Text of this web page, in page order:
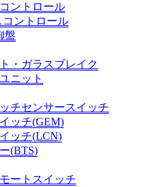
ントロール
ントロール
盤
・ガラスブレイク
ニット
チセンサースイッチ
ッチ(GEM)
ッチ(LCN)
(BTS)
ートスイッチ